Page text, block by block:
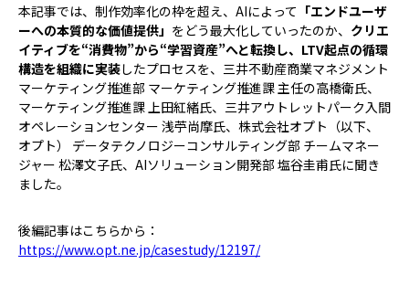
本記事では、制作効率化の枠を超え、AIによって 「エンドユーザ
ーへの本質的な価値提供」 をどう最大化していったのか、 クリエ
イティブを“消費物”から“学習資産”へと転換し、LTV起点の循環
構造を組織に実装したプロセスを、三井不動産商業マネジメント
マーケティング推進部 マーケティング推進課 主任の高橋衛氏、
マーケティング推進課 上田紅緒氏、三井アウトレットパーク入間
オペレーションセンター 浅苧尚摩氏、株式会社オプト（以下、
オプト） データテクノロジーコンサルティング部 チームマネー
ジャー 松澤文子氏、AIソリューション開発部 塩谷圭甫氏に聞き
ました。
後編記事はこちらから：
https://www.opt.ne.jp/casestudy/12197/